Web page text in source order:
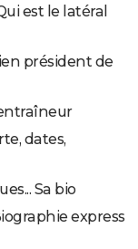
est le latéral
président de
dates,
Sa bio
express